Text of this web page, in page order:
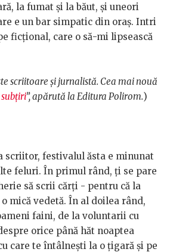
la fumat și la băut, și uneori
e un bar simpatic din oraș. Intri
ficțional, care o să-mi lipsească
scriitoare și jurnalistă. Cea mai nouă
”, apărută la Editura Polirom.)
scriitor, festivalul ăsta e minunat
feluri. În primul rând, ți se pare
să scrii cărți - pentru că la
mică vedetă. În al doilea rând,
faini, de la voluntarii cu
orice până hăt noaptea
care te întâlnești la o țigară și pe